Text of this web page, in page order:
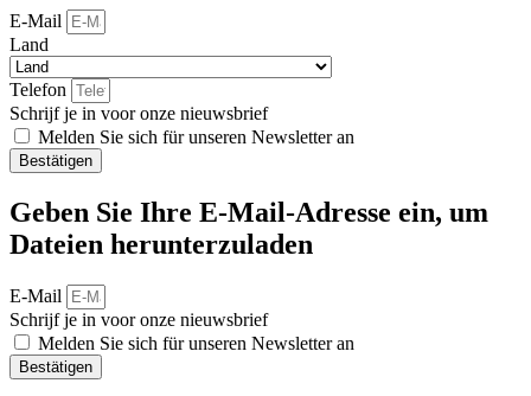
E-Mail
Land
Telefon
Schrijf je in voor onze nieuwsbrief
Melden Sie sich für unseren Newsletter an
Bestätigen
Geben Sie Ihre E-Mail-Adresse ein, um
Dateien herunterzuladen
E-Mail
Schrijf je in voor onze nieuwsbrief
Melden Sie sich für unseren Newsletter an
Bestätigen